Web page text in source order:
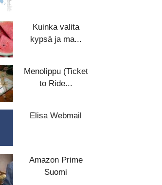
Kuinka valita
kypsä ja ma...
Menolippu (Ticket
to Ride...
Elisa Webmail
Amazon Prime
Suomi